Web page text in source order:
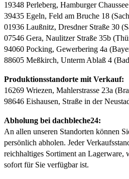
19348 Perleberg, Hamburger
39435 Egeln, Feld am Bruche 18
01936 Laußnitz, Dresdner Straße 30
07546 Gera, Naulitzer Straße 35b
94060 Pocking, Gewerbering 4a
88605 Meßkirch, Unterm Ablaß 4
Produktionsstandorte mit Verkauf:
16269 Wriezen, Mahlerstrasse 23a
98646 Eishausen, Straße in der
Abholung bei dachbleche24:
An allen unseren Standorten können
persönlich abholen. Jeder
reichhaltiges Sortiment an Lagerware,
sofort für Sie verfügbar ist.